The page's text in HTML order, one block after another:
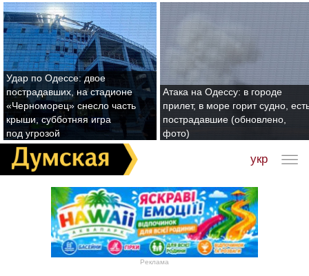
Удар по Одессе: двое
пострадавших, на стадионе
«Черноморец» снесло часть
крыши, субботняя игра
под угрозой
Атака на Одессу: в городе
прилет, в море горит судно,
пострадавшие (обновлено,
фото)
укр
Реклама